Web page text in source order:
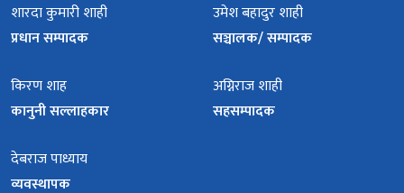
शारदा कुमारी शाही
प्रधान सम्पादक
उमेश बहादुर शाही
सञ्चालक/ सम्पादक
किरण शाह
कानुनी सल्लाहकार
अग्निराज शाही
सहसम्पादक
देबराज पाध्याय
व्यवस्थापक